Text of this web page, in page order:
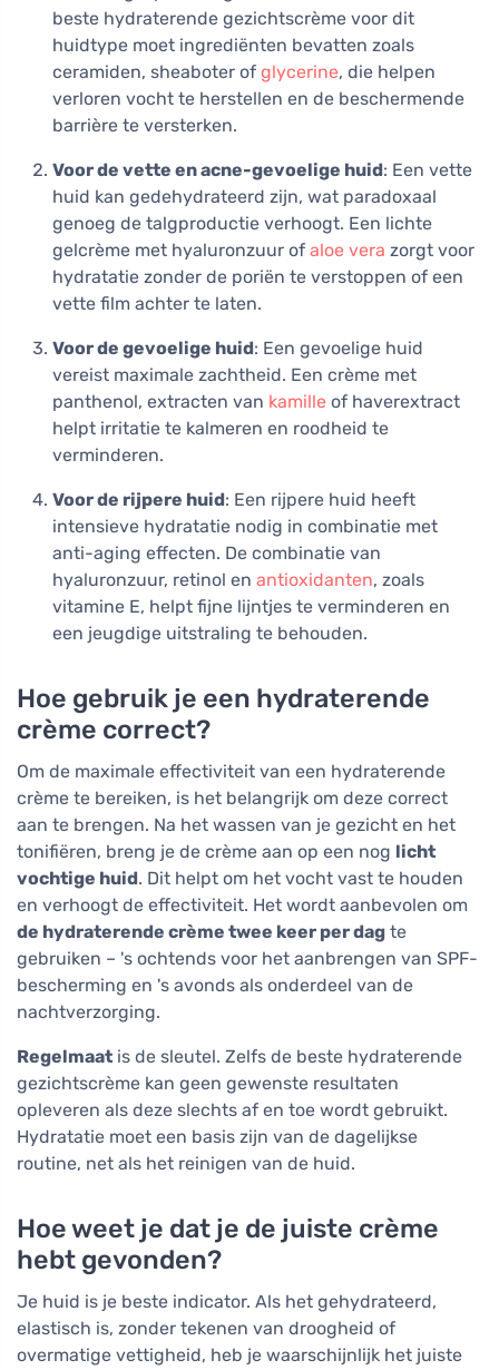
beste hydraterende gezichtscrème voor dit
huidtype moet ingrediënten bevatten zoals
ceramiden, sheaboter of glycerine, die helpen
verloren vocht te herstellen en de beschermende
barrière te versterken.
Voor de vette en acne-gevoelige huid: Een vette
huid kan gedehydrateerd zijn, wat paradoxaal
genoeg de talgproductie verhoogt. Een lichte
gelcrème met hyaluronzuur of aloe vera zorgt voor
hydratatie zonder de poriën te verstoppen of een
vette film achter te laten.
Voor de gevoelige huid: Een gevoelige huid
vereist maximale zachtheid. Een crème met
panthenol, extracten van kamille of haverextract
helpt irritatie te kalmeren en roodheid te
verminderen.
Voor de rijpere huid: Een rijpere huid heeft
intensieve hydratatie nodig in combinatie met
anti-aging effecten. De combinatie van
hyaluronzuur, retinol en antioxidanten, zoals
vitamine E, helpt fijne lijntjes te verminderen en
een jeugdige uitstraling te behouden.
Hoe gebruik je een hydraterende
crème correct?
Om de maximale effectiviteit van een hydraterende
crème te bereiken, is het belangrijk om deze correct
aan te brengen. Na het wassen van je gezicht en het
tonifiëren, breng je de crème aan op een nog licht
vochtige huid. Dit helpt om het vocht vast te houden
en verhoogt de effectiviteit. Het wordt aanbevolen om
de hydraterende crème twee keer per dag te
gebruiken – 's ochtends voor het aanbrengen van SPF-
bescherming en 's avonds als onderdeel van de
nachtverzorging.
Regelmaat is de sleutel. Zelfs de beste hydraterende
gezichtscrème kan geen gewenste resultaten
opleveren als deze slechts af en toe wordt gebruikt.
Hydratatie moet een basis zijn van de dagelijkse
routine, net als het reinigen van de huid.
Hoe weet je dat je de juiste crème
hebt gevonden?
Je huid is je beste indicator. Als het gehydrateerd,
elastisch is, zonder tekenen van droogheid of
overmatige vettigheid, heb je waarschijnlijk het juiste